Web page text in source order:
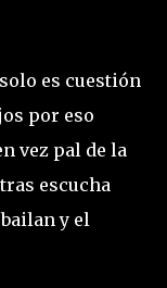
es cuestión
por eso
vez pal de la
escucha
y el